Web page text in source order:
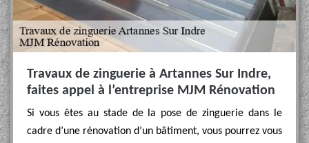
Travaux de zinguerie à Artannes Sur Indre,
faites appel à l’entreprise MJM Rénovation
Si vous êtes au stade de la pose de zinguerie dans le
cadre d’une rénovation d’un bâtiment, vous pourrez vous